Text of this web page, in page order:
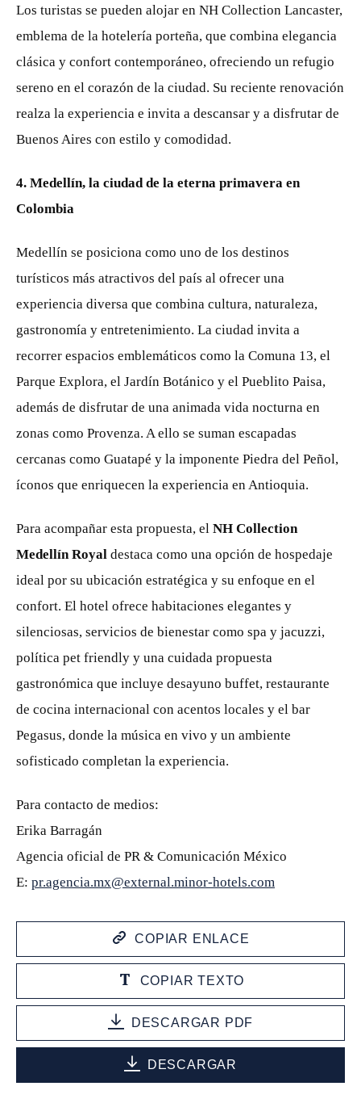
Los turistas se pueden alojar en NH Collection Lancaster,
emblema de la hotelería porteña, que combina elegancia
clásica y confort contemporáneo, ofreciendo un refugio
sereno en el corazón de la ciudad. Su reciente renovación
realza la experiencia e invita a descansar y a disfrutar de
Buenos Aires con estilo y comodidad.
4. Medellín, la ciudad de la eterna primavera en
Colombia
Medellín se posiciona como uno de los destinos
turísticos más atractivos del país al ofrecer una
experiencia diversa que combina cultura, naturaleza,
gastronomía y entretenimiento. La ciudad invita a
recorrer espacios emblemáticos como la Comuna 13, el
Parque Explora, el Jardín Botánico y el Pueblito Paisa,
además de disfrutar de una animada vida nocturna en
zonas como Provenza. A ello se suman escapadas
cercanas como Guatapé y la imponente Piedra del Peñol,
íconos que enriquecen la experiencia en Antioquia.
Para acompañar esta propuesta, el NH Collection
Medellín Royal destaca como una opción de hospedaje
ideal por su ubicación estratégica y su enfoque en el
confort. El hotel ofrece habitaciones elegantes y
silenciosas, servicios de bienestar como spa y jacuzzi,
política pet friendly y una cuidada propuesta
gastronómica que incluye desayuno buffet, restaurante
de cocina internacional con acentos locales y el bar
Pegasus, donde la música en vivo y un ambiente
sofisticado completan la experiencia.
Para contacto de medios:
Erika Barragán
Agencia oficial de PR & Comunicación México
E: pr.agencia.mx@external.minor-hotels.com
COPIAR ENLACE
COPIAR TEXTO
DESCARGAR PDF
DESCARGAR